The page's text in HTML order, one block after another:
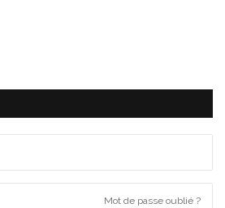
Mot de passe oublié ?